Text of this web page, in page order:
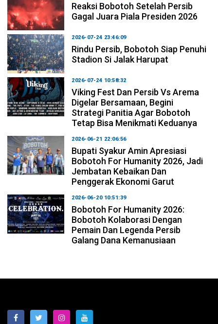
Reaksi Bobotoh Setelah Persib
Gagal Juara Piala Presiden 2026
2026-07-24 23:46:09
Rindu Persib, Bobotoh Siap Penuhi
Stadion Si Jalak Harupat
2026-07-24 10:58:32
Viking Fest Dan Persib Vs Arema
Digelar Bersamaan, Begini
Strategi Panitia Agar Bobotoh
Tetap Bisa Menikmati Keduanya
2026-06-21 22:06:56
Bupati Syakur Amin Apresiasi
Bobotoh For Humanity 2026, Jadi
Jembatan Kebaikan Dan
Penggerak Ekonomi Garut
2026-06-20 10:51:39
Bobotoh For Humanity 2026:
Bobotoh Kolaborasi Dengan
Pemain Dan Legenda Persib
Galang Dana Kemanusiaan